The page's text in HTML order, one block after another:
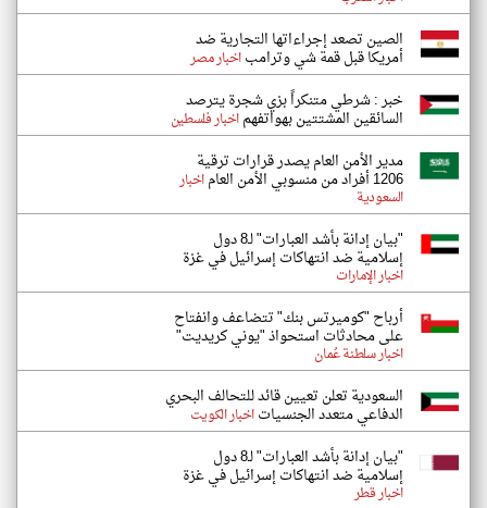
الصين تصعد إجراءاتها التجارية ضد
أمريكا قبل قمة شي وترامباخبار مصر
خبر : شرطي متنكراً بزي شجرة يترصد
السائقين المشتتين بهواتفهماخبار فلسطين
مدير الأمن العام يصدر قرارات ترقية
1206 أفراد من منسوبي الأمن العام اخبار
السعودية
"بيان إدانة بأشد العبارات" لـ8 دول
إسلامية ضد انتهاكات إسرائيل في غزة
اخبار الإمارات
أرباح "كوميرتس بنك" تتضاعف وانفتاح
على محادثات استحواذ "يوني كريديت"
اخبار سلطنة عُمان
السعودية تعلن تعيين قائد للتحالف البحري
الدفاعي متعدد الجنسياتاخبار الكويت
"بيان إدانة بأشد العبارات" لـ8 دول
إسلامية ضد انتهاكات إسرائيل في غزة
اخبار قطر